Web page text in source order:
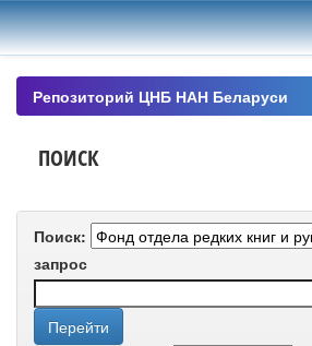
Skip
navigation
Репозиторий ЦНБ НАН Беларуси
ПОИСК
Поиск:
запрос